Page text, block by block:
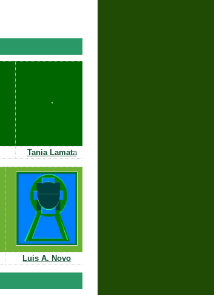
Tania Lamata
Luis A. Novo